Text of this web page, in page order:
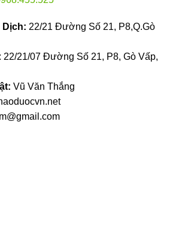
Dịch: 22/21 Đường Số 21, P8,Q.Gò
: 22/21/07 Đường Số 21, P8, Gò Vấp,
Vũ Văn Thắng